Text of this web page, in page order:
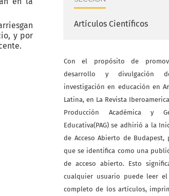
y por
Artículos Científicos
Con el propósito de
desarrollo y divulgación
investigación en educación en
Latina, en La Revista
Producción Académica y
Educativa(PAG) se adhirió a la
de Acceso Abierto de Budapest,
que se identifica como una
de acceso abierto. Esto
cualquier usuario puede leer
completo de los artículos,